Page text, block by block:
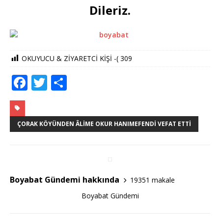
Dileriz.
OKUYUCU & ZİYARETCİ KİŞİ -( 309
F
c
e
o
T
it
te
ar
e
ÇORAK KÖYÜNDEN ÂLIME OKUR HANIMEFENDI VEFAT ETTI
Boyabat Gündemi hakkında
19351 makale
Boyabat Gündemi